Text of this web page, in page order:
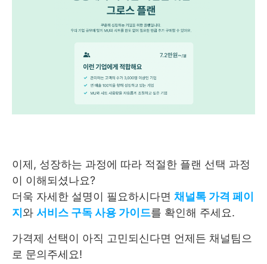
이제, 성장하는 과정에 따라 적절한 플랜 선택 과정
이 이해되셨나요?
더욱 자세한 설명이 필요하시다면 채널톡 가격 페이
지 와 서비스 구독 사용 가이드를 확인해 주세요.
가격제 선택이 아직 고민되신다면 언제든 채널팀으
로 문의주세요!